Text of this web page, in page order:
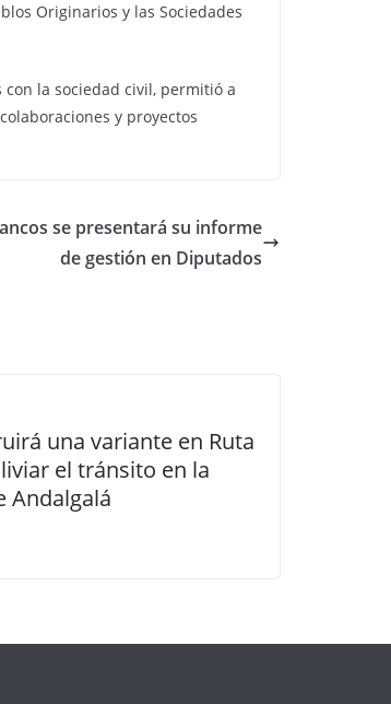
Originarios y las Sociedades
la sociedad civil, permitió a
y proyectos
se presentará su informe
de gestión en Diputados
una variante en Ruta
el tránsito en la
Andalgalá